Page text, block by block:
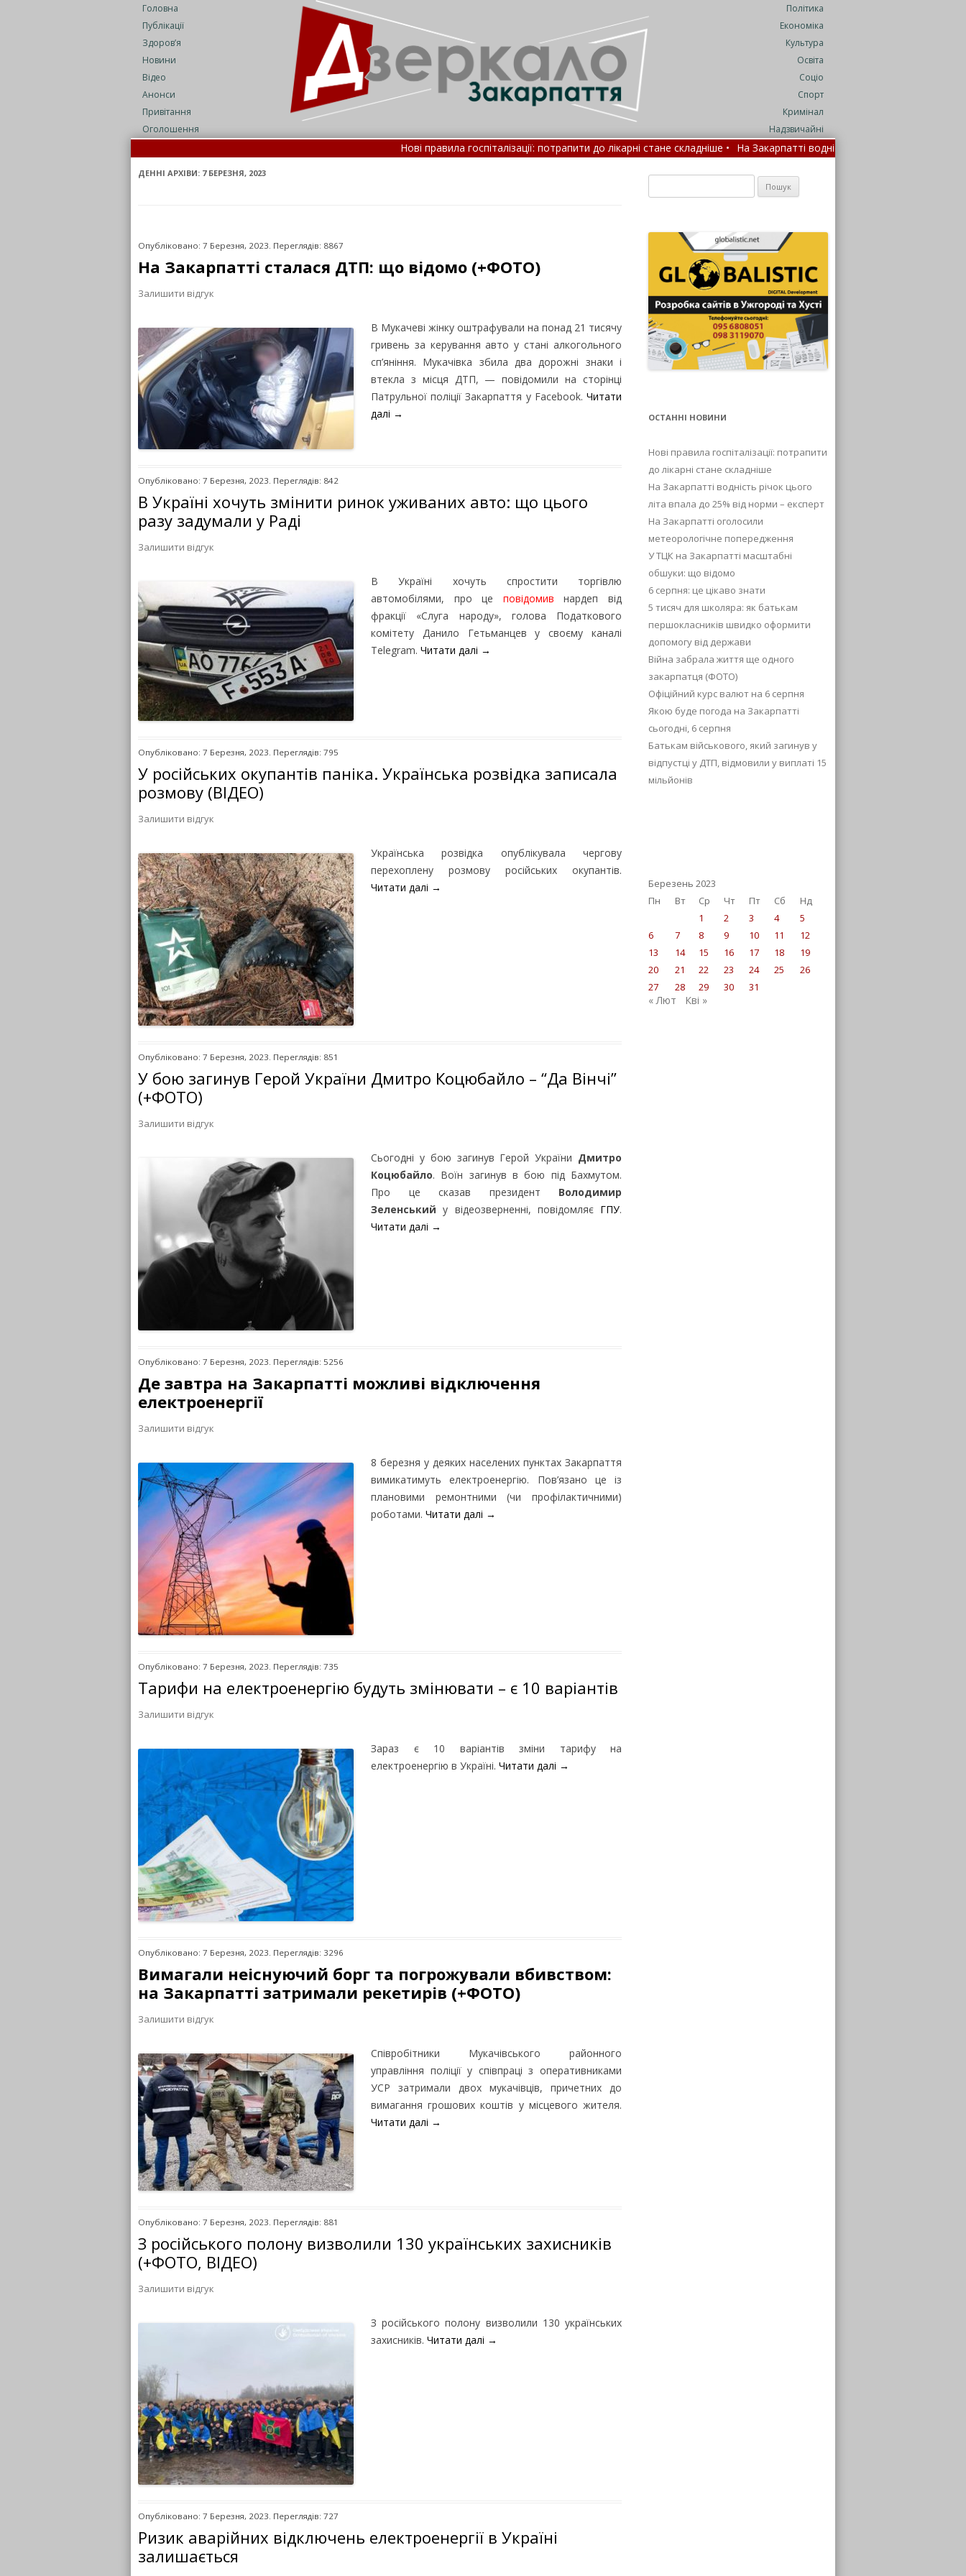
Головна
Публікації
Здоров’я
Новини
Відео
Анонси
Привітання
Оголошення
Політика
Економіка
Культура
Освіта
Соціо
Спорт
Кримінал
Надзвичайні
Нові правила госпіталізації: потрапити до лікарні стане складніше • На Закарпатті водність річок цього літа впала до 25% від
Закарпаттям шириться сумна звістка (ФОТО) •
ДЕННІ АРХІВИ: 7 БЕРЕЗНЯ, 2023
Опубліковано: 7 Березня, 2023. Переглядів: 8867
На Закарпатті сталася ДТП: що відомо (+ФОТО)
Залишити відгук
В Мукачеві жінку оштрафували на понад 21 тисячу
гривень за керування авто у стані алкогольного
сп’яніння. Мукачівка збила два дорожні знаки і
втекла з місця ДТП, — повідомили на сторінці
Патрульної поліції Закарпаття у Facebook. Читати
далі →
Опубліковано: 7 Березня, 2023. Переглядів: 842
В Україні хочуть змінити ринок уживаних авто: що цього
разу задумали у Раді
Залишити відгук
В Україні хочуть спростити торгівлю
автомобілями, про це повідомив
нардеп від
фракції «Слуга народу», голова Податкового
комітету Данило Гетьманцев у своєму каналі
Telegram. Читати далі →
Опубліковано: 7 Березня, 2023. Переглядів: 795
У російських окупантів паніка. Українська розвідка записала
розмову (ВІДЕО)
Залишити відгук
Українська розвідка опублікувала чергову
перехоплену розмову російських окупантів.
Читати далі →
Опубліковано: 7 Березня, 2023. Переглядів: 851
У бою загинув Герой України Дмитро Коцюбайло – “Да Вінчі”
(+ФОТО)
Залишити відгук
Сьогодні у бою загинув Герой України Дмитро
Коцюбайло. Воїн загинув в бою під Бахмутом.
Про це сказав президент Володимир
Зеленський у відеозверненні, повідомляє ГПУ.
Читати далі →
Опубліковано: 7 Березня, 2023. Переглядів: 5256
Де завтра на Закарпатті можливі відключення
електроенергії
Залишити відгук
8 березня у деяких населених пунктах Закарпаття
вимикатимуть електроенергію. Пов’язано це із
плановими ремонтними (чи профілактичними)
роботами. Читати далі →
Опубліковано: 7 Березня, 2023. Переглядів: 735
Тарифи на електроенергію будуть змінювати – є 10 варіантів
Залишити відгук
Зараз є 10 варіантів зміни тарифу на
електроенергію в Україні. Читати далі →
Опубліковано: 7 Березня, 2023. Переглядів: 3296
Вимагали неіснуючий борг та погрожували вбивством:
на Закарпатті затримали рекетирів (+ФОТО)
Залишити відгук
Співробітники Мукачівського районного
управління поліції у співпраці з оперативниками
УСР затримали двох мукачівців, причетних до
вимагання грошових коштів у місцевого жителя.
Читати далі →
Опубліковано: 7 Березня, 2023. Переглядів: 881
З російського полону визволили 130 українських захисників
(+ФОТО, ВІДЕО)
Залишити відгук
З російського полону визволили 130 українських
захисників. Читати далі →
Опубліковано: 7 Березня, 2023. Переглядів: 727
Ризик аварійних відключень електроенергії в Україні
залишається
ОСТАННІ НОВИНИ
Нові правила госпіталізації: потрапити
до лікарні стане складніше
На Закарпатті водність річок цього
літа впала до 25% від норми – експерт
На Закарпатті оголосили
метеорологічне попередження
У ТЦК на Закарпатті масштабні
обшуки: що відомо
6 серпня: це цікаво знати
5 тисяч для школяра: як батькам
першокласників швидко оформити
допомогу від держави
Війна забрала життя ще одного
закарпатця (ФОТО)
Офіційний курс валют на 6 серпня
Якою буде погода на Закарпатті
сьогодні, 6 серпня
Батькам військового, який загинув у
відпустці у ДТП, відмовили у виплаті 15
мільйонів
Березень 2023
Пн
Вт Ср Чт Пт Сб
Нд
1
2 3 4
5
6
7 8 9 10 11
12
13
14 15 16 17 18
19
20
21 22 23 24 25
26
27
28 29 30 31
« Лют Кві »